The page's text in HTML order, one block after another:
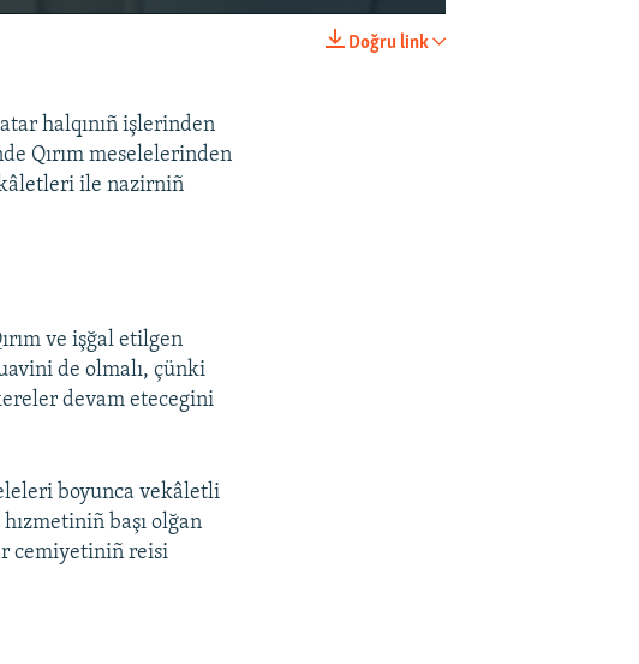
SHARE
Doğru link
halqınıñ işlerinden
Qırım meselelerinden
ile nazirniñ
ve işğal etilgen
de olmalı, çünki
devam etecegini
boyunca vekâletli
başı olğan
cemiyetiniñ reisi